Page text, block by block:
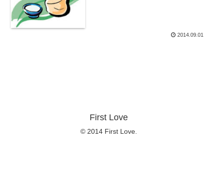
2014.09.01
First Love
© 2014 First Love.